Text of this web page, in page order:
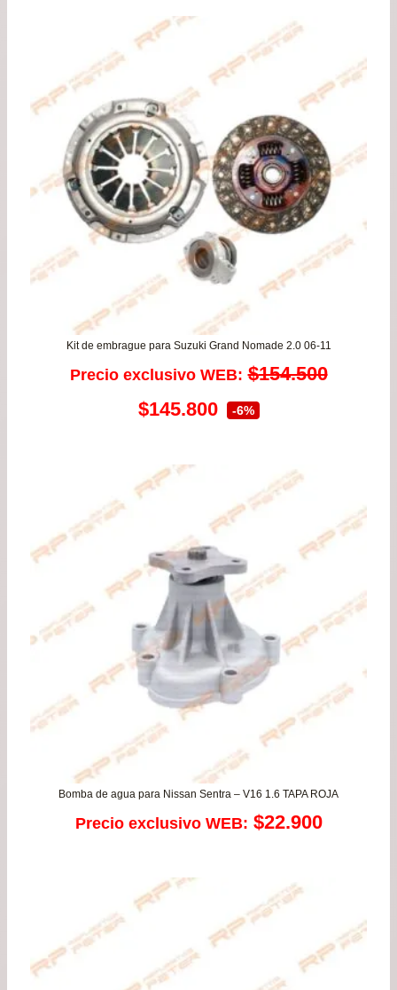
Kit de embrague para Suzuki Grand Nomade 2.0 06-11
Precio exclusivo WEB: $154.500
El
original
$154.500.
$145.800El
actual
es:
$145.800.
-6%
Bomba de agua para Nissan Sentra – V16 1.6 TAPA ROJA
Precio exclusivo WEB: $22.900